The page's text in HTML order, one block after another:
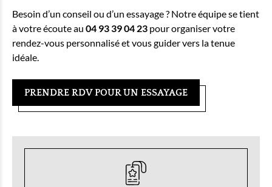
Besoin d’un conseil ou d’un essayage ? Notre équipe se tient
à votre écoute au 04 93 39 04 23 pour organiser votre
rendez-vous personnalisé et vous guider vers la tenue
idéale.
PRENDRE RDV POUR UN ESSAYAGE